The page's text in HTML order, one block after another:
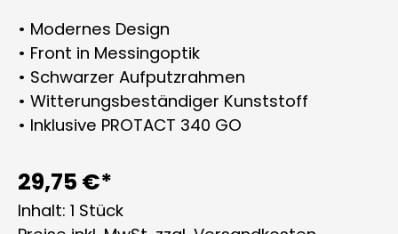
• Modernes Design
• Front in Messingoptik
• Schwarzer Aufputzrahmen
• Witterungsbeständiger Kunststoff
• Inklusive PROTACT 340 GO
29,75 €*
Inhalt: 1 Stück